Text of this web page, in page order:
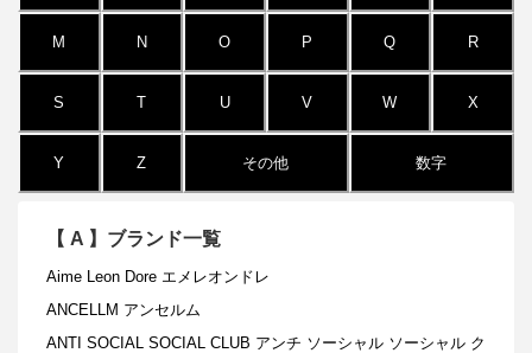
M N O P Q R
S T U V W X
Y Z その他 数字
【 A 】ブランド一覧
Aime Leon Dore エメレオンドレ
ANCELLM アンセルム
ANTI SOCIAL SOCIAL CLUB アンチ ソーシャル ソーシャル ク